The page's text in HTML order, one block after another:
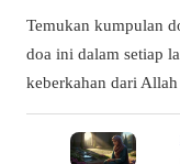
Temukan kumpulan
doa ini dalam setiap
keberkahan dari Allah